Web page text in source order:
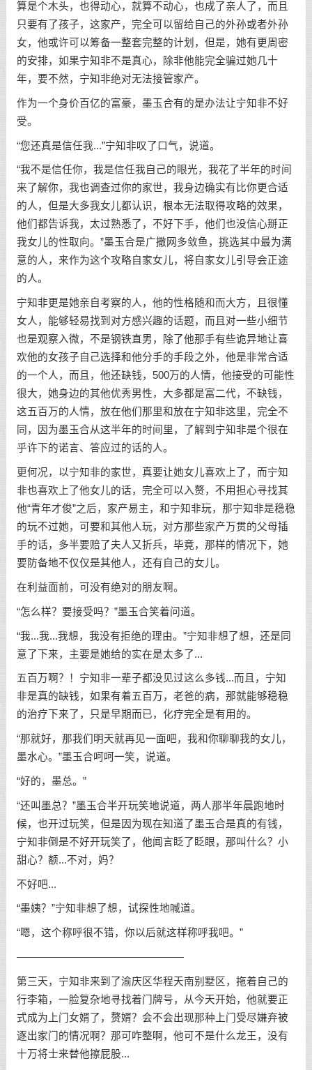
算是个木头，也得动心，就算不动心，也成了亲人了，而且
只要有了孩子，这家产，完全可以留给自己的外孙或者外孙
女，他或许可以筹备一整套完整的计划，但是，她有更周密
的安排，如果宁知非不是真心，除非他能完全骗过她几十
年，要不然，宁知非绝对无法接管家产。
作为一个身价百亿的富豪，墨玉合有的是办法让宁知非不好
受。
“您还真是信任我...”宁知非叹了口气，说道。
“我不是信任你，我是信任我自己的眼光，我花了半年的时间
来了解你，我也调查过你的家世，我身边确实有比你更合适
的人，但是大多我女儿都认识，根本无法取得攻略的效果，
他们都告诉我，太过熟悉了，不好下手，他们也没信心掰正
我女儿的性取向。”墨玉合是广撒网多敛鱼，挑选其中最为满
意的人，来作为这个攻略自家女儿，将自家女儿引导会正途
的人。
宁知非更是她亲自考察的人，他的性格随和而大方，且很懂
女人，能够轻易找到对方感兴趣的话题，而且对一些小细节
也是观察入微，不是钢铁直男，除了他那手有些诡异地让喜
欢他的女孩子自己选择和他分手的手段之外，他是非常合适
的一个人，而且，他还缺钱，500万的人情，他接受的可能性
很大，她身边的其他优秀男性，大多都是富二代，不缺钱，
这五百万的人情，放在他们那里和放在宁知非这里，完全不
同，因为墨玉合从这半年的时间里，了解到宁知非是个很在
乎许下的诺言、答应过的话的人。
更何况，以宁知非的家世，真要让她女儿喜欢上了，而宁知
非也喜欢上了他女儿的话，完全可以入赘，不用担心寻找其
他“青年才俊”之后，家产易主，和宁知非玩，那宁知非是稳稳
的玩不过她，可要和其他人玩，对方那些家产万贯的父母插
手的话，多半要赔了夫人又折兵，毕竟，那样的情况下，她
要防备地不仅仅是其他人，还有自己的女儿。
在利益面前，可没有绝对的朋友啊。
“怎么样？要接受吗？”墨玉合笑着问道。
“我...我...我想，我没有拒绝的理由。”宁知非想了想，还是同
意了下来，主要是她给的实在是太多了...
五百万啊？！宁知非一辈子都没见过这么多钱...而且，宁知
非是真的缺钱，如果有着五百万，老爸的病，那就能够稳稳
的治疗下来了，只是早期而已，化疗完全是有用的。
“那就好，那我们明天就再见一面吧，我和你聊聊我的女儿，
墨水心。”墨玉合呵呵一笑，说道。
“好的，墨总。”
“还叫墨总？”墨玉合半开玩笑地说道，两人那半年晨跑地时
候，也开过玩笑，但是因为现在知道了墨玉合是真的有钱，
宁知非倒是不好开玩笑了，他闻言眨了眨眼，那叫什么？小
甜心？额...不对，妈？
不好吧...
“墨姨？”宁知非想了想，试探性地喊道。
“嗯，这个称呼很不错，你以后就这样称呼我吧。”
————————————————
第三天，宁知非来到了渝庆区华程天南别墅区，拖着自己的
行李箱，一脸复杂地寻找着门牌号，从今天开始，他就要正
式成为上门女婿了，赘婿？会不会出现那种上门受尽嫌弃被
逐出家门的情况啊？那可咋整啊，他可不是什么龙王，没有
十万将士来替他擦屁股...